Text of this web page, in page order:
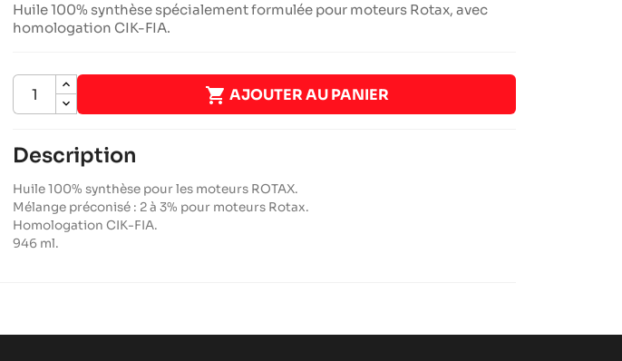
Huile 100% synthèse spécialement formulée pour moteurs Rotax, avec
homologation CIK-FIA.
 AJOUTER AU PANIER
Description
Huile 100% synthèse pour les moteurs ROTAX.
Mélange préconisé : 2 à 3% pour moteurs Rotax.
Homologation CIK-FIA.
946 ml.